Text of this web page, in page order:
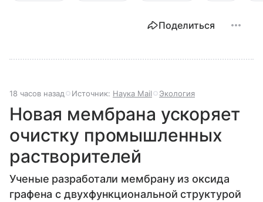
Поделиться
18 часов назад Источник: Наука Mail Экология
Новая мембрана ускоряет
очистку промышленных
растворителей
Ученые разработали мембрану из оксида
графена с двухфункциональной структурой